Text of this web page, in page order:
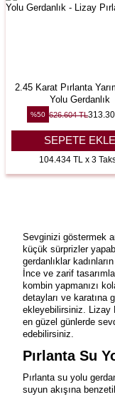
2.45 Karat Pırlanta
Yolu Gerdanlık
%50 626.604TL
SEPETE EKLE
104.434 TL x 3
Sevginizi göstermek
küçük sürprizler
gerdanlıklar
İnce ve zarif
kombin yapmanızı
detayları ve karatına
ekleyebilirsiniz. Lizay
en güzel günlerde
edebilirsiniz.
Pırlanta Su
Pırlanta su yolu
suyun akışına